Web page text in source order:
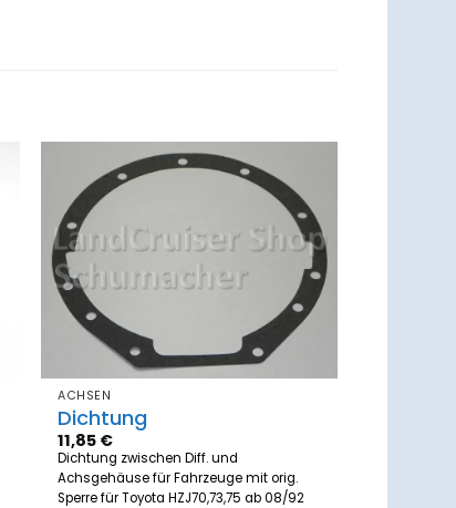
Zum
Merkzettel
hinzufügen
ACHSEN
Dichtung
11,85 €
Dichtung zwischen Diff. und
Achsgehäuse für Fahrzeuge mit orig.
Sperre für Toyota HZJ70,73,75 ab 08/92